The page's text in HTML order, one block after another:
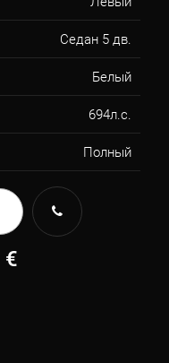
Седан 5 дв.
Белый
694л.c.
Полный
€